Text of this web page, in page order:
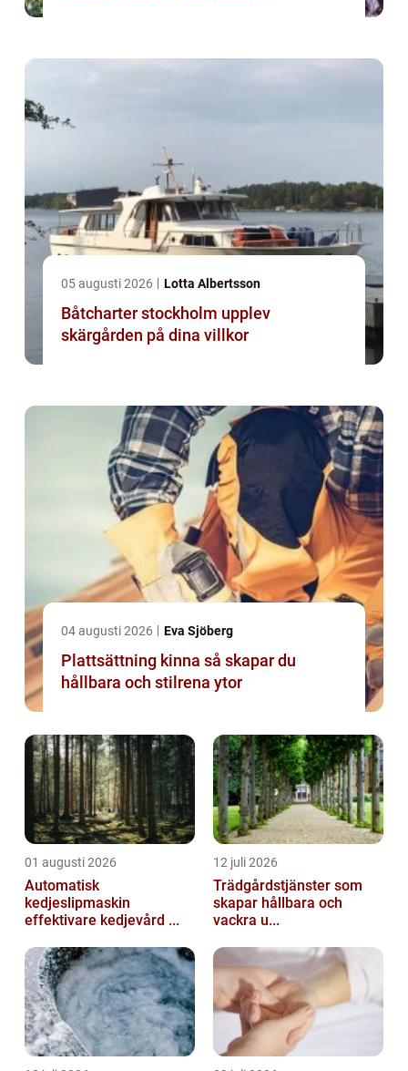
05 augusti 2026 Lotta Albertsson
Båtcharter stockholm upplev
skärgården på dina villkor
04 augusti 2026 Eva Sjöberg
Plattsättning kinna så skapar du
hållbara och stilrena ytor
01 augusti 2026
Automatisk
kedjeslipmaskin
effektivare kedjevård ...
12 juli 2026
Trädgårdstjänster som
skapar hållbara och
vackra u...